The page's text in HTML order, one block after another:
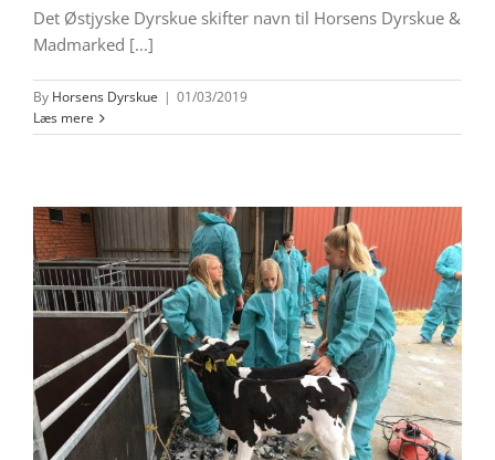
Det Østjyske Dyrskue skifter navn til Horsens Dyrskue &
Madmarked [...]
By Horsens Dyrskue | 01/03/2019
Læs mere